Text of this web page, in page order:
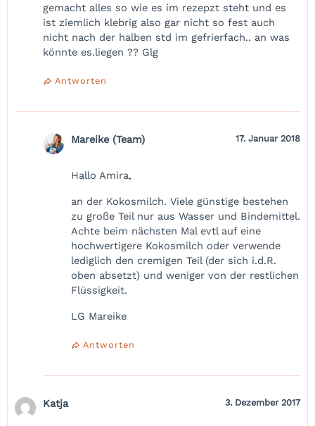
gemacht alles so wie es im rezepzt steht und es
ist ziemlich klebrig also gar nicht so fest auch
nicht nach der halben std im gefrierfach.. an was
könnte es.liegen ?? Glg
Antworten
Mareike (Team) 17. Januar 2018
Hallo Amira,
an der Kokosmilch. Viele günstige bestehen
zu große Teil nur aus Wasser und Bindemittel.
Achte beim nächsten Mal evtl auf eine
hochwertigere Kokosmilch oder verwende
lediglich den cremigen Teil (der sich i.d.R.
oben absetzt) und weniger von der restlichen
Flüssigkeit.
LG Mareike
Antworten
Katja 3. Dezember 2017